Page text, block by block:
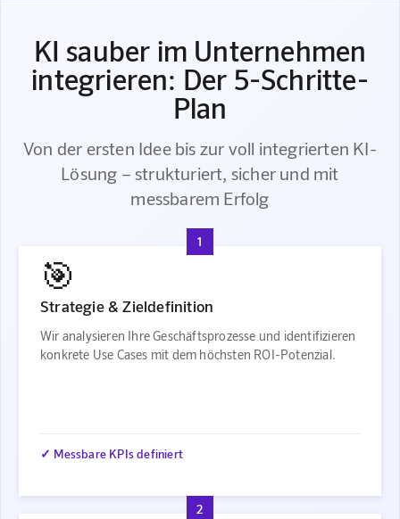
KI sauber im Unternehmen
integrieren: Der 5-Schritte-
Plan
Von der ersten Idee bis zur voll integrierten KI-
Lösung – strukturiert, sicher und mit
messbarem Erfolg
1
🎯
Strategie & Zieldefinition
Wir analysieren Ihre Geschäftsprozesse und identifizieren
konkrete Use Cases mit dem höchsten ROI-Potenzial.
✓ Messbare KPIs definiert
2